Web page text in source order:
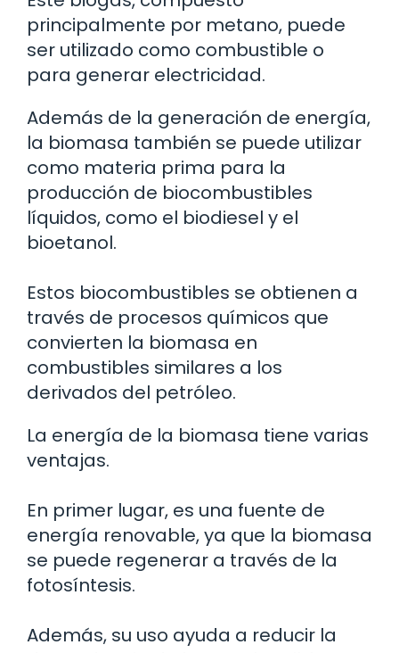
principalmente por metano, puede
ser utilizado como combustible o
para generar electricidad.
Además de la generación de energía,
la biomasa también se puede utilizar
como materia prima para la
producción de biocombustibles
líquidos, como el biodiesel y el
bioetanol.
Estos biocombustibles se obtienen a
través de procesos químicos que
convierten la biomasa en
combustibles similares a los
derivados del petróleo.
La energía de la biomasa tiene varias
ventajas.
En primer lugar, es una fuente de
energía renovable, ya que la biomasa
se puede regenerar a través de la
fotosíntesis.
Además, su uso ayuda a reducir la